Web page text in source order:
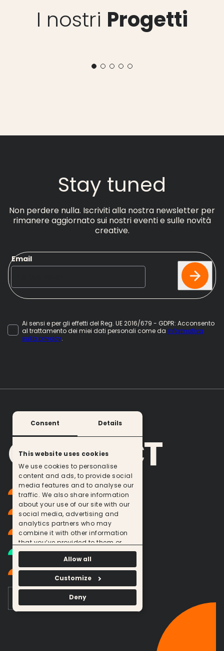
Consent Details
This website uses cookies
We use cookies to personalise
content and ads, to provide social
media features and to analyse our
traffic. We also share information
about your use of our site with our
social media, advertising and
analytics partners who may
combine it with other information
that you’ve provided to them or
that they’ve collected from your use
of their services.Allow all
Customize
Deny
I nostri Progetti
Stay tuned
Non perdere nulla. Iscriviti alla nostra newsletter per
rimanere aggiornato sui nostri eventi e sulle novità
creative.
Email
Ai sensi e per gli effetti del Reg. UE 2016/679 - GDPR: Acconsento
al trattamento dei miei dati personali come da informativa
sulla privacy.
CONTACT
LINKEDIN
INSTAGRAM
FACEBOOK
UNISCITI AL TEAM
MAIL